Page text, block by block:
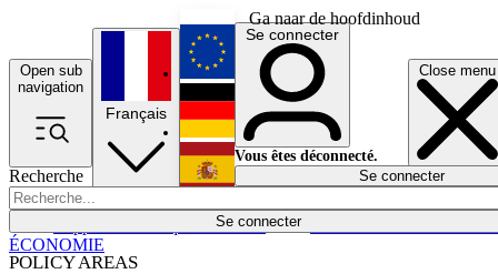
Ga naar de hoofdinhoud
Open sub
navigation
Close menu
Recherche
Se connecter
POLICY AREAS
Économie
Français
English
Deutsch
Español
Se connecter
Vous êtes déconnecté.
Se connecter
ÉCONOMIE